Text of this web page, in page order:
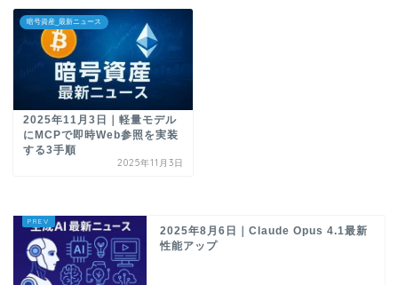
暗号資産_最新ニュース
2025年11月3日｜軽量モデル
にMCPで即時Web参照を実装
する3手順
2025年11月3日
2025年8月6日｜Claude Opus 4.1最新
性能アップ